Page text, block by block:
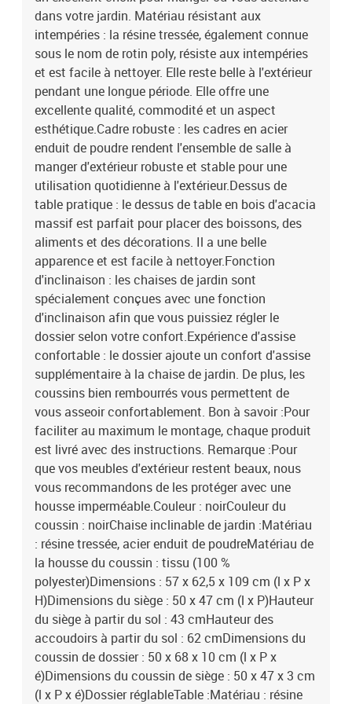
dans votre jardin. Matériau résistant aux
intempéries : la résine tressée, également connue
sous le nom de rotin poly, résiste aux intempéries
et est facile à nettoyer. Elle reste belle à l'extérieur
pendant une longue période. Elle offre une
excellente qualité, commodité et un aspect
esthétique.Cadre robuste : les cadres en acier
enduit de poudre rendent l'ensemble de salle à
manger d'extérieur robuste et stable pour une
utilisation quotidienne à l'extérieur.Dessus de
table pratique : le dessus de table en bois d'acacia
massif est parfait pour placer des boissons, des
aliments et des décorations. Il a une belle
apparence et est facile à nettoyer.Fonction
d'inclinaison : les chaises de jardin sont
spécialement conçues avec une fonction
d'inclinaison afin que vous puissiez régler le
dossier selon votre confort.Expérience d'assise
confortable : le dossier ajoute un confort d'assise
supplémentaire à la chaise de jardin. De plus, les
coussins bien rembourrés vous permettent de
vous asseoir confortablement. Bon à savoir :Pour
faciliter au maximum le montage, chaque produit
est livré avec des instructions. Remarque :Pour
que vos meubles d'extérieur restent beaux, nous
vous recommandons de les protéger avec une
housse imperméable.Couleur : noirCouleur du
coussin : noirChaise inclinable de jardin :Matériau
: résine tressée, acier enduit de poudreMatériau de
la housse du coussin : tissu (100 %
polyester)Dimensions : 57 x 62,5 x 109 cm (l x P x
H)Dimensions du siège : 50 x 47 cm (l x P)Hauteur
du siège à partir du sol : 43 cmHauteur des
accoudoirs à partir du sol : 62 cmDimensions du
coussin de dossier : 50 x 68 x 10 cm (l x P x
é)Dimensions du coussin de siège : 50 x 47 x 3 cm
(l x P x é)Dossier réglableTable :Matériau : résine